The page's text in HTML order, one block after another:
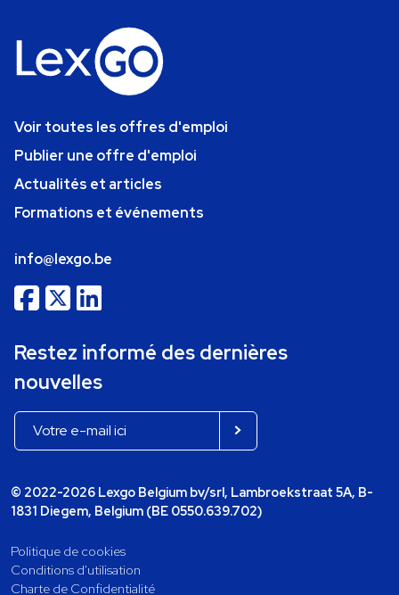
Voir toutes les offres d'emploi
Publier une offre d'emploi
Actualités et articles
Formations et événements
info@lexgo.be
Restez informé des dernières
nouvelles
© 2022-2026 Lexgo Belgium bv/srl, Lambroekstraat 5A, B-
1831 Diegem, Belgium (BE 0550.639.702)
Politique de cookies
Conditions d'utilisation
Charte de Confidentialité